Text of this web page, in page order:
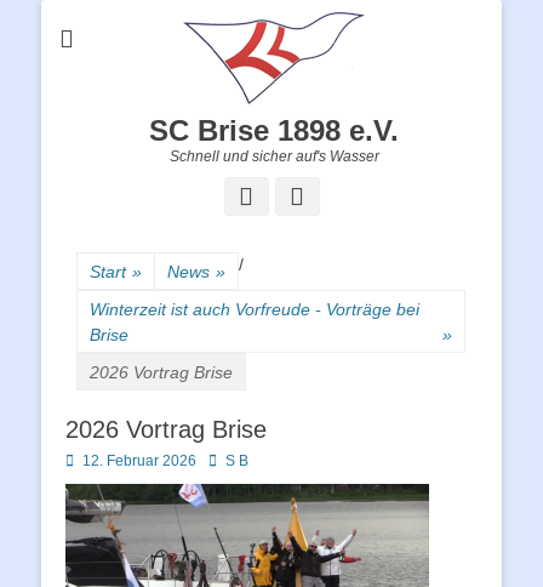
SC Brise 1898 e.V.
Schnell und sicher auf's Wasser
Facebook
Start » News » /
Winterzeit ist auch Vorfreude - Vorträge bei
Brise
»
2026 Vortrag Brise
2026 Vortrag Brise
Posted
on
12. Februar 2026 Autor
S B